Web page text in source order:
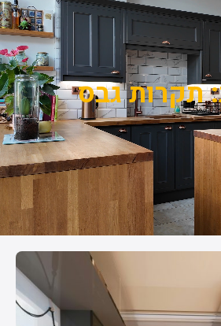
תקרות גבס